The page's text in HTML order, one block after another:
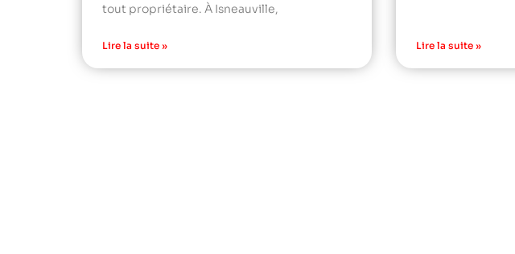
tout propriétaire. À Isneauville,
Lire la suite » Lire la suite »